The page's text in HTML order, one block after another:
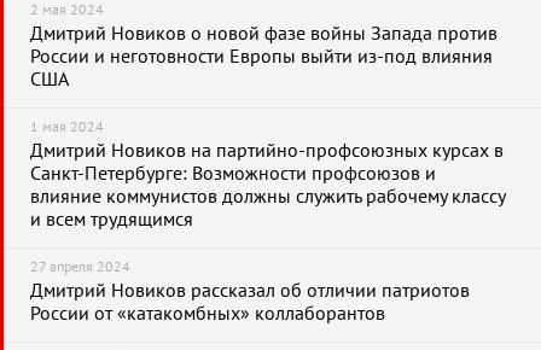
2 мая 2024
Дмитрий Новиков о новой фазе войны Запада против
России и неготовности Европы выйти из-под влияния
США
1 мая 2024
Дмитрий Новиков на партийно-профсоюзных курсах в
Санкт-Петербурге: Возможности профсоюзов и
влияние коммунистов должны служить рабочему классу
и всем трудящимся
27 апреля 2024
Дмитрий Новиков рассказал об отличии патриотов
России от «катакомбных» коллаборантов